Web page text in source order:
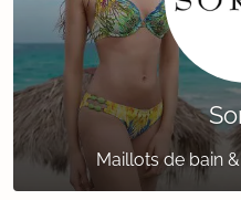
Maillots de bain